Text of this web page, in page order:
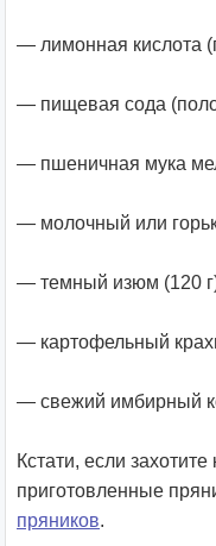
— лимонная кислота
— пищевая сода
— пшеничная мука
— молочный или
— темный изюм (120
— картофельный
— свежий имбирный
Кстати, если
приготовленные
пряников.